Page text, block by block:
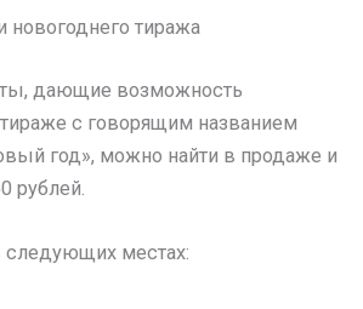
тиража
дающие возможность
тираже с говорящим названием
год», можно найти в продаже и
рублей.
следующих местах: